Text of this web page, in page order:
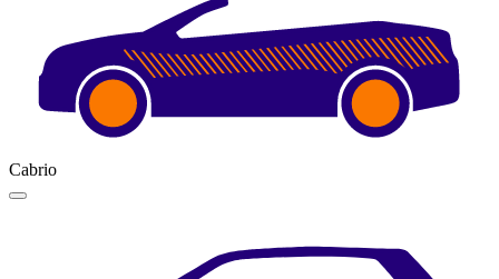
Cabrio